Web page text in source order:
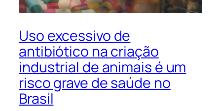
Uso excessivo de
antibiótico na criação
industrial de animais é um
risco grave de saúde no
Brasil